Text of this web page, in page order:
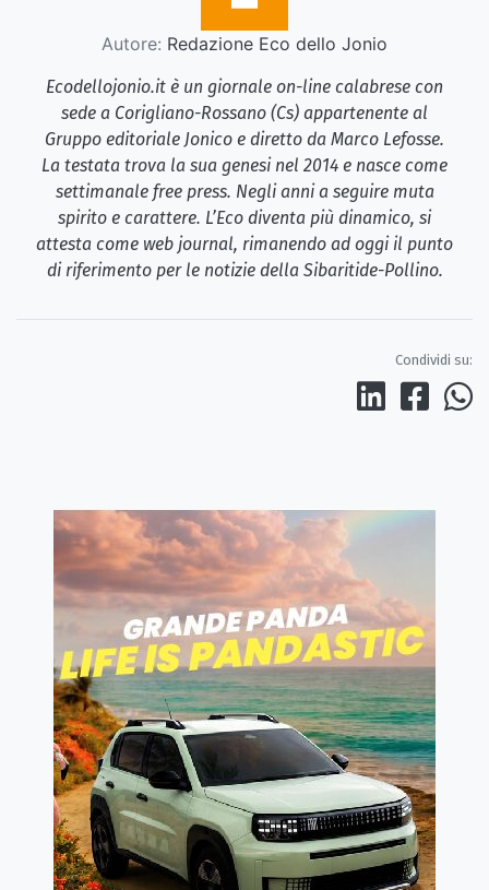
Autore: Redazione Eco dello Jonio
Ecodellojonio.it è un giornale on-line calabrese con
sede a Corigliano-Rossano (Cs) appartenente al
Gruppo editoriale Jonico e diretto da Marco Lefosse.
La testata trova la sua genesi nel 2014 e nasce come
settimanale free press. Negli anni a seguire muta
spirito e carattere. L’Eco diventa più dinamico, si
attesta come web journal, rimanendo ad oggi il punto
di riferimento per le notizie della Sibaritide-Pollino.
Condividi su: